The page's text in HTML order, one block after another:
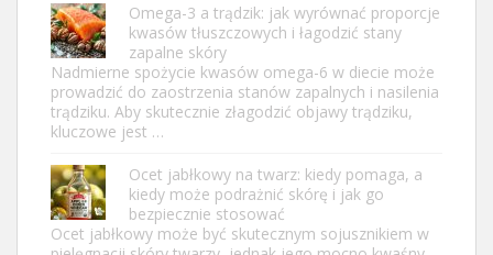
Omega-3 a trądzik: jak wyrównać proporcje
kwasów tłuszczowych i łagodzić stany
zapalne skóry
Nadmierne spożycie kwasów omega-6 w diecie może
prowadzić do zaostrzenia stanów zapalnych i nasilenia
trądziku. Aby skutecznie złagodzić objawy trądziku,
kluczowe jest …
Ocet jabłkowy na twarz: kiedy pomaga, a
kiedy może podrażnić skórę i jak go
bezpiecznie stosować
Ocet jabłkowy może być skutecznym sojusznikiem w